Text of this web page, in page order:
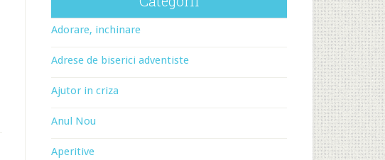
Adorare, inchinare
Adrese de biserici adventiste
Ajutor in criza
Anul Nou
Aperitive